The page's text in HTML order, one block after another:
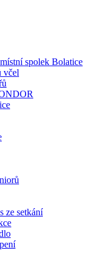
spolek Bolatice
včel
ze setkání